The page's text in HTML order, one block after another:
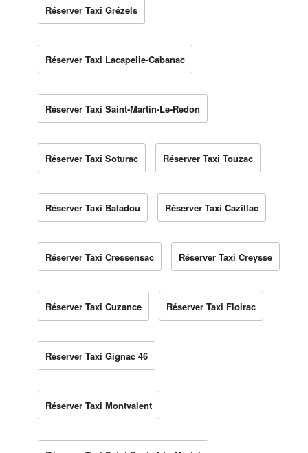
Réserver Taxi Grézels
Réserver Taxi Lacapelle-Cabanac
Réserver Taxi Saint-Martin-Le-Redon
Réserver Taxi Soturac Réserver Taxi Touzac
Réserver Taxi Baladou Réserver Taxi Cazillac
Réserver Taxi Cressensac Réserver Taxi Creysse
Réserver Taxi Cuzance Réserver Taxi Floirac
Réserver Taxi Gignac 46
Réserver Taxi Montvalent